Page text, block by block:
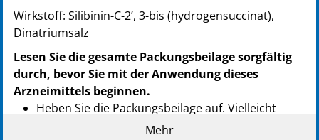
Wirkstoff: Silibinin-C-2’, 3-bis (hydrogensuccinat),
Dinatriumsalz
Lesen Sie die gesamte Packungsbeilage sorgfältig
durch, bevor Sie mit der Anwendung dieses
Arzneimittels beginnen.
Heben Sie die Packungsbeilage auf. Vielleicht
möchten Sie diese später nochmals lesen.
Mehr